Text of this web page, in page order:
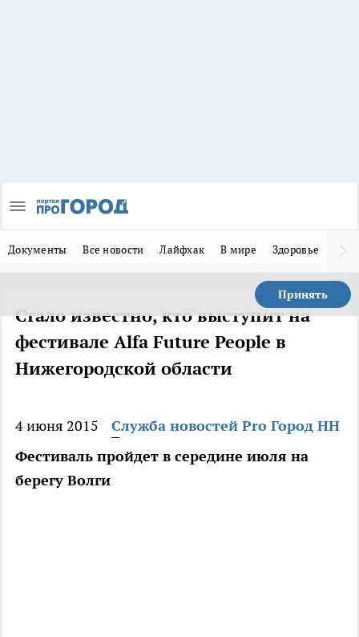
Документы Все новости Лайфхак В мире Здоровье
Принять
Стало известно, кто выступит на
фестивале Alfa Future People в
Нижегородской области
4 июня 2015
Служба новостей Pro Город НН
Фестиваль пройдет в середине июля на
берегу Волги